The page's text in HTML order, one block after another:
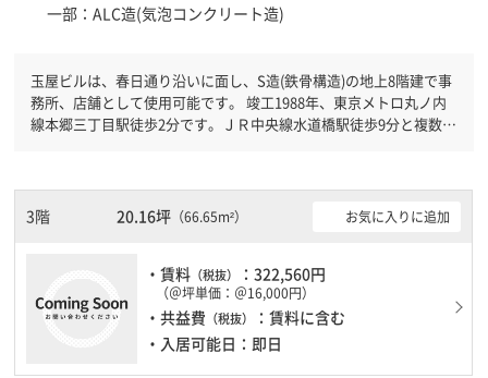
一部：ALC造(気泡コンクリート造)
玉屋ビルは、春日通り沿いに面し、S造(鉄骨構造)の地上8階建で事
務所、店舗として使用可能です。 竣工1988年、東京メトロ丸ノ内
線本郷三丁目駅徒歩2分です。ＪＲ中央線水道橋駅徒歩9分と複数駅
を検討されている方にオススメです。土日・祝日も利用可能になり
ますので自由に出入りが出来ます。
3階 20.16坪（66.65m²） お気に入りに追加
・賃料 （税抜） ：322,560円
（＠坪単価：＠16,000円）
・共益費 （税抜）
：賃料に含む
・入居可能日：即日